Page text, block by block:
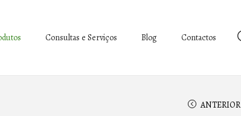
Consultas e Serviços Blog Contactos
ANTERIOR